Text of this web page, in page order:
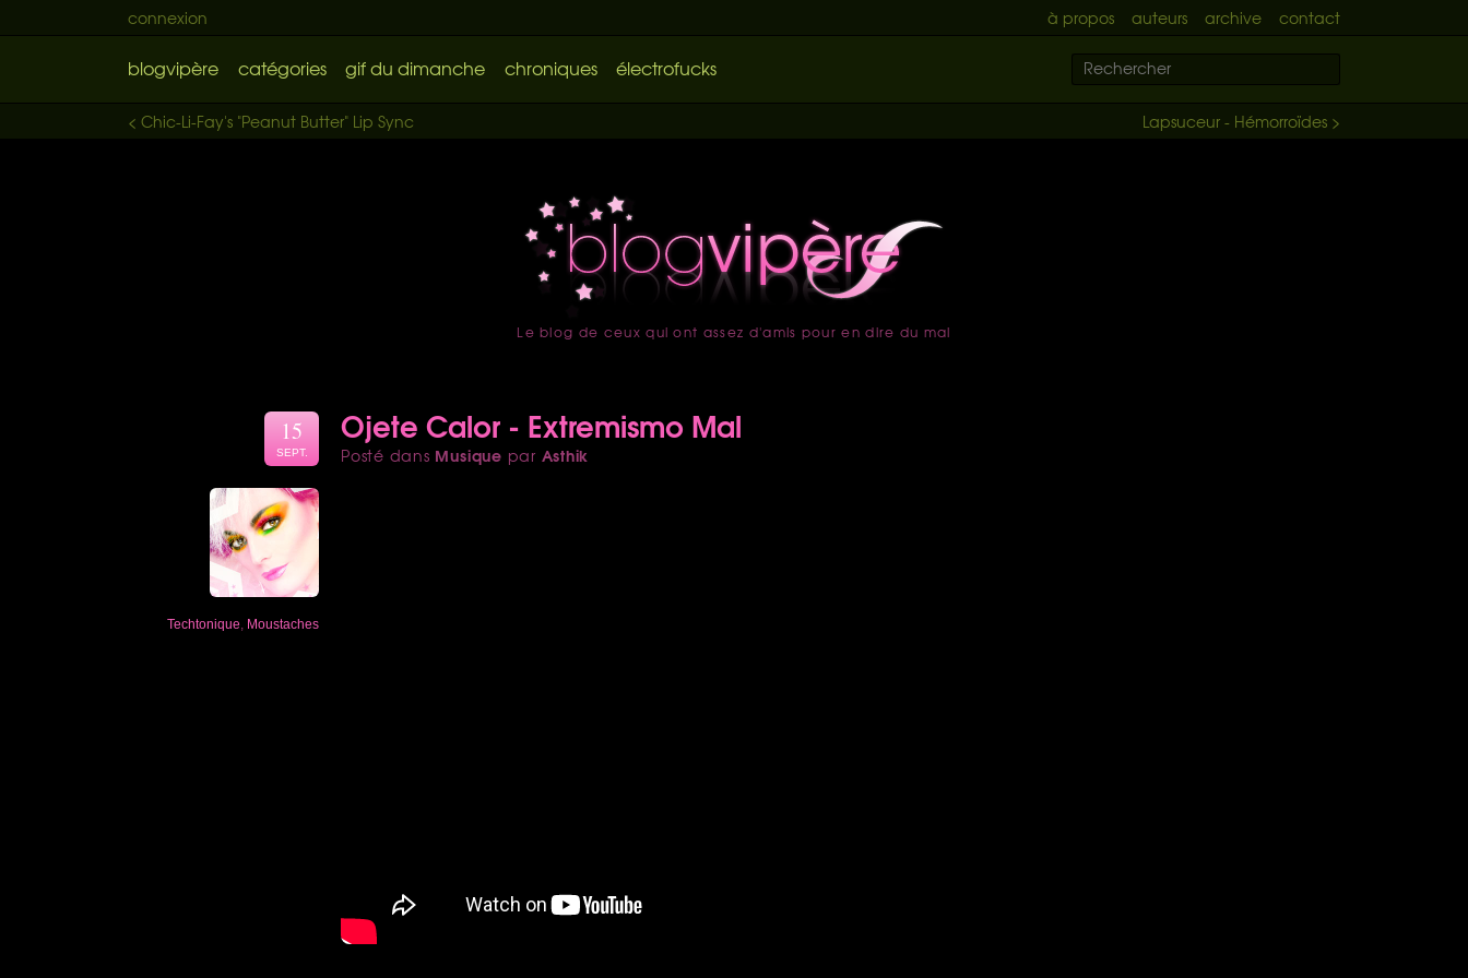
connexion à propos auteurs archive contact
blogvipère catégories gif du dimanche chroniques électrofucks
Lapsuceur - Hémorroïdes >
< Chic-Li-Fay's "Peanut Butter" Lip Sync
accueil
Le blog de ceux qui ont assez d'amis pour en dire du mal
Ojete Calor - Extremismo Mal
Posté dans Musique par Asthik
15
SEPT.
Techtonique Moustaches